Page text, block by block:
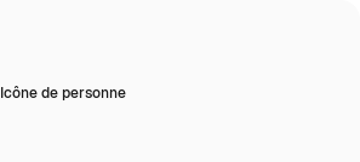
Icône de personne